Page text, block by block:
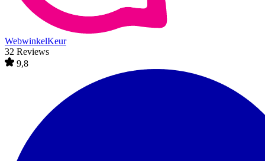
WebwinkelKeur
32 Reviews
9,8